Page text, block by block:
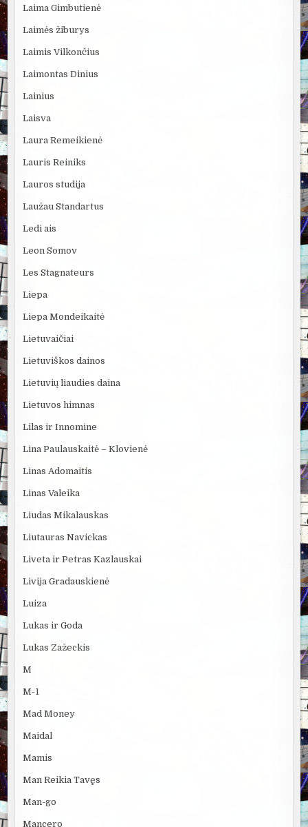
Laima Gimbutienė
Laimės žiburys
Laimis Vilkončius
Laimontas Dinius
Lainius
Laisva
Laura Remeikienė
Lauris Reiniks
Lauros studija
Laužau Standartus
Ledi ais
Leon Somov
Les Stagnateurs
Liepa
Liepa Mondeikaitė
Lietuvaičiai
Lietuviškos dainos
Lietuvių liaudies daina
Lietuvos himnas
Lilas ir Innomine
Lina Paulauskaitė – Klovienė
Linas Adomaitis
Linas Valeika
Liudas Mikalauskas
Liutauras Navickas
Liveta ir Petras Kazlauskai
Livija Gradauskienė
Luiza
Lukas ir Goda
Lukas Zažeckis
M
M-1
Mad Money
Maidal
Mamis
Man Reikia Tavęs
Man-go
Mancero